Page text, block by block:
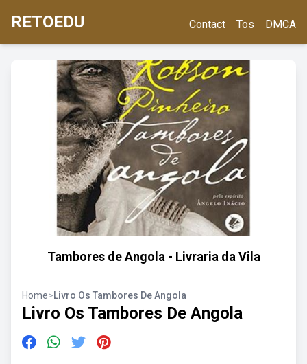
RETOEDU Contact Tos DMCA
Tambores de Angola - Livraria da Vila
Home>Livro Os Tambores De Angola
Livro Os Tambores De Angola